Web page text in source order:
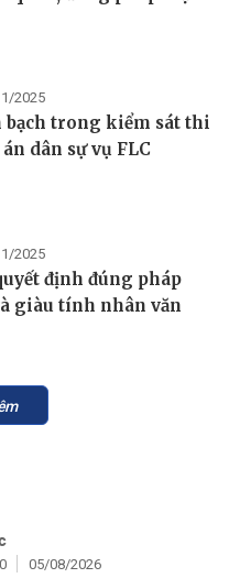
2025
trong kiểm sát thi
dân sự vụ FLC
2025
định đúng pháp
giàu tính nhân văn
05/08/2026